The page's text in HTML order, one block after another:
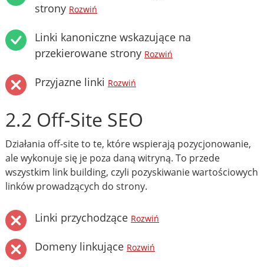
strony Rozwiń
Linki kanoniczne wskazujące na
przekierowane strony Rozwiń
Przyjazne linki Rozwiń
2.2 Off-Site SEO
Działania off-site to te, które wspierają pozycjonowanie,
ale wykonuje się je poza daną witryną. To przede
wszystkim link building, czyli pozyskiwanie wartościowych
linków prowadzących do strony.
Linki przychodzące Rozwiń
Domeny linkujące Rozwiń